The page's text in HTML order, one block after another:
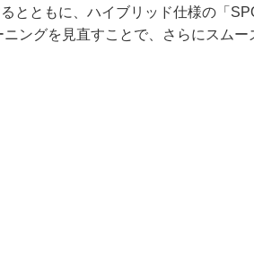
とともに、ハイブリッド仕様の「
ングを見直すことで、さらにスム